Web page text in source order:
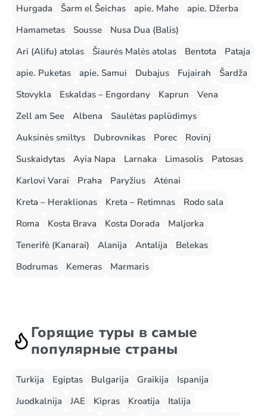
Hurgada Šarm el Šeichas apie. Mahe
apie. Džerba
Hamametas
Sousse
Nusa Dua (Balis)
Ari (Alifu) atolas
Šiaurės Malės atolas Bentota
Pataja
apie. Puketas
apie. Samui Dubajus Fujairah
Šardža
Stovykla
Eskaldas – Engordany Kaprun
Vena
Zell am See
Albena
Saulėtas paplūdimys
Auksinės smiltys
Dubrovnikas Porec
Rovinj
Suskaidytas
Ayia Napa Larnaka Limasolis
Patosas
Karlovi Varai
Praha Paryžius
Atėnai
Kreta – Heraklionas
Kreta – Retimnas
Rodo sala
Roma
Kosta Brava Kosta Dorada
Maljorka
Tenerifė (Kanarai)
Alanija Antalija
Belekas
Bodrumas
Kemeras Marmaris
Горящие туры в самые
популярные страны
Turkija Egiptas Bulgarija Graikija
Ispanija
Juodkalnija
JAE Kipras Kroatija
Italija